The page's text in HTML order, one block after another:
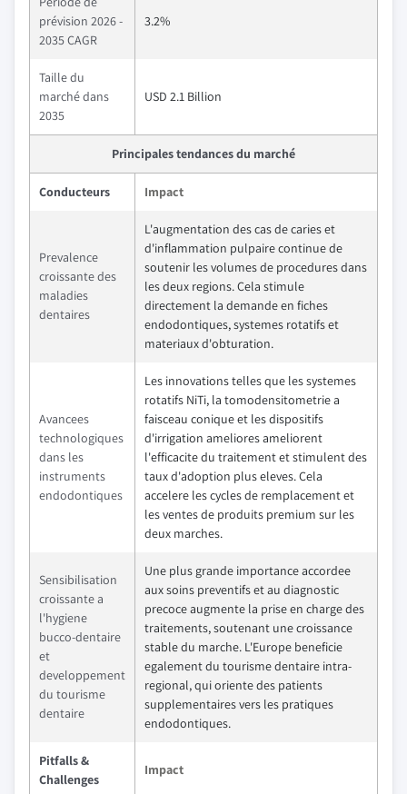
prévision 2026 -
2035 CAGR
3.2%
Taille du
marché dans
2035
USD 2.1 Billion
Principales tendances du marché
Conducteurs Impact
Prevalence
croissante des
maladies
dentaires
L'augmentation des cas de caries et
d'inflammation pulpaire continue de
soutenir les volumes de procedures dans
les deux regions. Cela stimule
directement la demande en fiches
endodontiques, systemes rotatifs et
materiaux d'obturation.
Avancees
technologiques
dans les
instruments
endodontiques
Les innovations telles que les systemes
rotatifs NiTi, la tomodensitometrie a
faisceau conique et les dispositifs
d'irrigation ameliores ameliorent
l'efficacite du traitement et stimulent des
taux d'adoption plus eleves. Cela
accelere les cycles de remplacement et
les ventes de produits premium sur les
deux marches.
Sensibilisation
croissante a
l'hygiene
bucco-dentaire
et
developpement
du tourisme
dentaire
Une plus grande importance accordee
aux soins preventifs et au diagnostic
precoce augmente la prise en charge des
traitements, soutenant une croissance
stable du marche. L'Europe beneficie
egalement du tourisme dentaire intra-
regional, qui oriente des patients
supplementaires vers les pratiques
endodontiques.
Pitfalls &
Challenges
Impact